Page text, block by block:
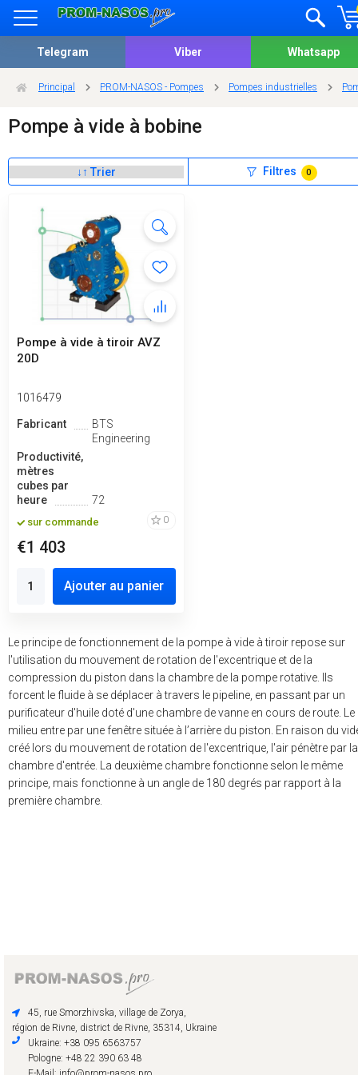
Telegram Viber Whatsapp
Principal PROM-NASOS - Pompes Pompes industrielles
Pompe à vide à bobine
Filtres 0
Pompe à vide à tiroir AVZ
20D
1016479
Fabricant
BTS
Engineering
Productivité,
mètres
cubes par
heure
72
sur commande 0
€1 403
Ajouter au panier
Le principe de fonctionnement de la pompe à vide à tiroir repose sur
l'utilisation du mouvement de rotation de l'excentrique et de la
compression du piston dans la chambre de la pompe rotative. Ils
forcent le fluide à se déplacer à travers le pipeline, en passant par un
purificateur d'huile doté d'une chambre de vanne en cours de route. Le
milieu entre par une fenêtre située à l’arrière du piston. En raison du
créé lors du mouvement de rotation de l'excentrique, l'air pénètre par la
chambre d'entrée. La deuxième chambre fonctionne selon le même
principe, mais fonctionne à un angle de 180 degrés par rapport à la
première chambre.
45, rue Smorzhivska, village de Zorya,
région de Rivne, district de Rivne, 35314, Ukraine
Ukraine: +38 095 6563757
Pologne: +48 22 390 63 48